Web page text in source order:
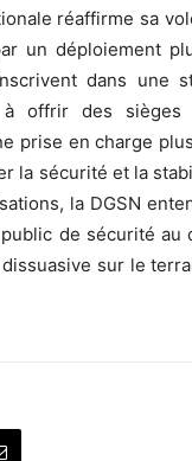
réaffirme sa
un déploiement
dans une
offrir des
prise en charge
la sécurité et la
la DGSN
de sécurité
sur le